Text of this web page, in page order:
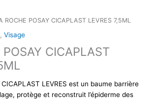
ROCHE POSAY CICAPLAST LEVRES 7,5ML
, Visage
CICAPLAST
CICAPLAST LEVRES est un baume barrière
protège et reconstruit l’épiderme des